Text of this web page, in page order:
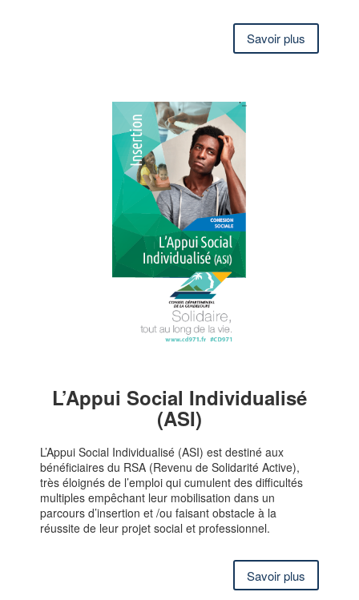
Savoir plus
L’Appui Social Individualisé
(ASI)
L’Appui Social Individualisé (ASI) est destiné aux
bénéficiaires du RSA (Revenu de Solidarité Active),
très éloignés de l’emploi qui cumulent des difficultés
multiples empêchant leur mobilisation dans un
parcours d’insertion et /ou faisant obstacle à la
réussite de leur projet social et professionnel.
Savoir plus